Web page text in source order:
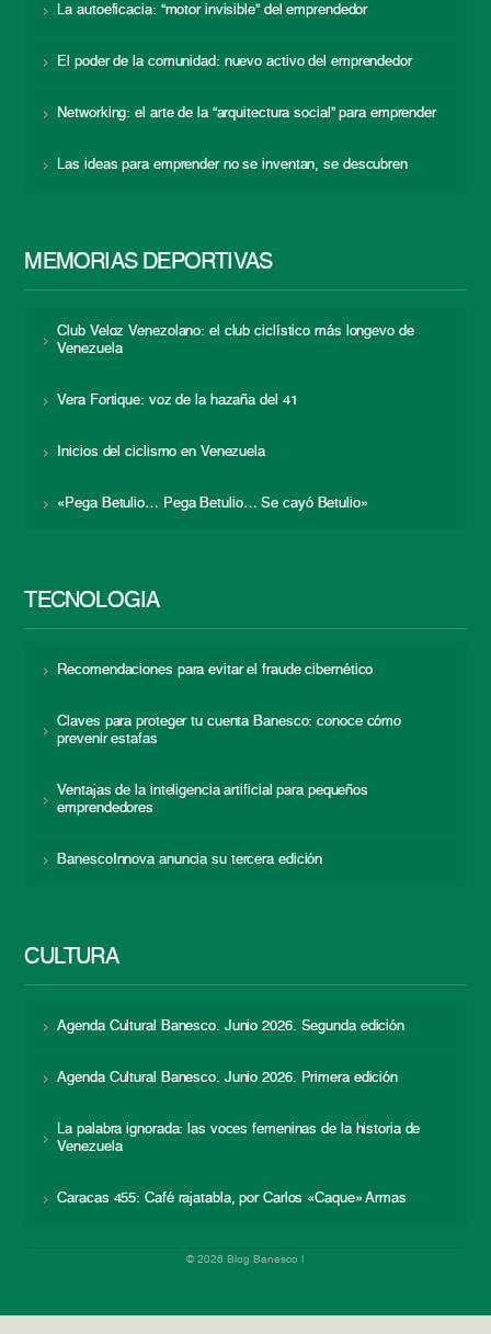
La autoeficacia: “motor invisible” del emprendedor
El poder de la comunidad: nuevo activo del emprendedor
Networking: el arte de la “arquitectura social” para emprender
Las ideas para emprender no se inventan, se descubren
MEMORIAS DEPORTIVAS
Club Veloz Venezolano: el club ciclístico más longevo de
Venezuela
Vera Fortique: voz de la hazaña del 41
Inicios del ciclismo en Venezuela
«Pega Betulio… Pega Betulio… Se cayó Betulio»
TECNOLOGÍA
Recomendaciones para evitar el fraude cibernético
Claves para proteger tu cuenta Banesco: conoce cómo
prevenir estafas
Ventajas de la inteligencia artificial para pequeños
emprendedores
BanescoInnova anuncia su tercera edición
CULTURA
Agenda Cultural Banesco. Junio 2026. Segunda edición
Agenda Cultural Banesco. Junio 2026. Primera edición
La palabra ignorada: las voces femeninas de la historia de
Venezuela
Caracas 455: Café rajatabla, por Carlos «Caque» Armas
© 2026 Blog Banesco |